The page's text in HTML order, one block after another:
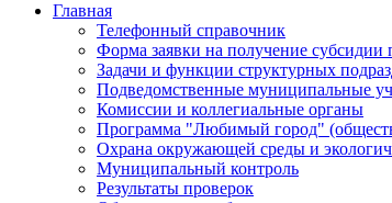
Главная
Телефонный справочник
Форма заявки на получение субсидии
Задачи и функции структурных
Подведомственные муниципальные
Комиссии и коллегиальные органы
Программа "Любимый город"
Охрана окружающей среды и
Муниципальный контроль
Результаты проверок